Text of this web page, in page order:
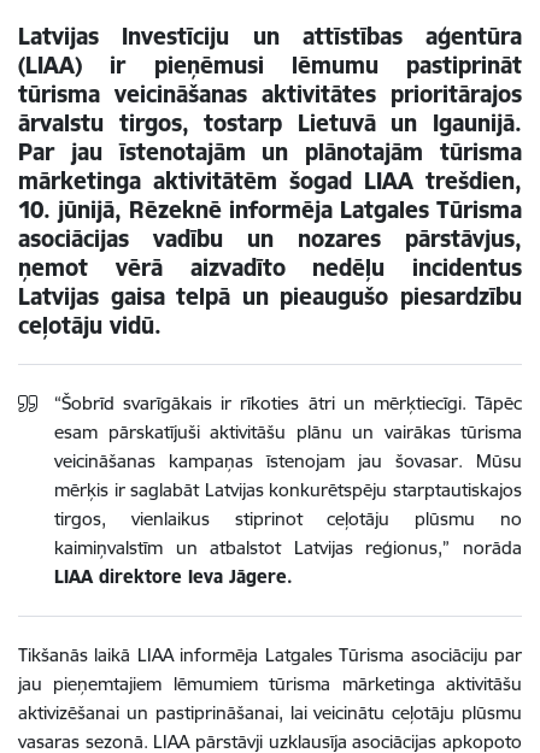
Latvijas Investīciju un attīstības aģentūra
(LIAA) ir pieņēmusi lēmumu pastiprināt
tūrisma veicināšanas aktivitātes prioritārajos
ārvalstu tirgos, tostarp Lietuvā un Igaunijā.
Par jau īstenotajām un plānotajām tūrisma
mārketinga aktivitātēm šogad LIAA trešdien,
10. jūnijā, Rēzeknē informēja Latgales Tūrisma
asociācijas vadību un nozares pārstāvjus,
ņemot vērā aizvadīto nedēļu incidentus
Latvijas gaisa telpā un pieaugušo piesardzību
ceļotāju vidū.
“Šobrīd svarīgākais ir rīkoties ātri un mērķtiecīgi. Tāpēc
esam pārskatījuši aktivitāšu plānu un vairākas tūrisma
veicināšanas kampaņas īstenojam jau šovasar. Mūsu
mērķis ir saglabāt Latvijas konkurētspēju starptautiskajos
tirgos, vienlaikus stiprinot ceļotāju plūsmu no
kaimiņvalstīm un atbalstot Latvijas reģionus,” norāda
LIAA direktore Ieva Jāgere.
Tikšanās laikā LIAA informēja Latgales Tūrisma asociāciju par
jau pieņemtajiem lēmumiem tūrisma mārketinga aktivitāšu
aktivizēšanai un pastiprināšanai, lai veicinātu ceļotāju plūsmu
vasaras sezonā. LIAA pārstāvji uzklausīja asociācijas apkopoto